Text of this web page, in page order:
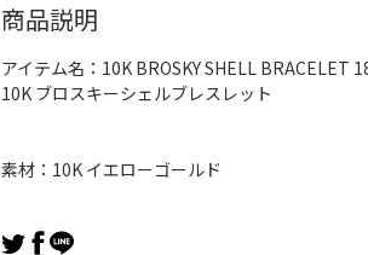
商品説明
アイテム名：10K BROSKY SHELL BRACELET
10K ブロスキーシェルブレスレット
素材：10K イエローゴールド